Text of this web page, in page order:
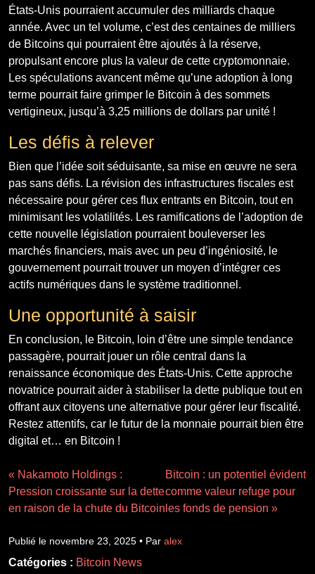
États-Unis pourraient accumuler des milliards chaque
année. Avec un tel volume, c’est des centaines de milliers
de Bitcoins qui pourraient être ajoutés à la réserve,
propulsant encore plus la valeur de cette cryptomonnaie.
Les spéculations avancent même qu’une adoption à long
terme pourrait faire grimper le Bitcoin à des sommets
vertigineux, jusqu’à 3,25 millions de dollars par unité !
Les défis à relever
Bien que l’idée soit séduisante, sa mise en œuvre ne sera
pas sans défis. La révision des infrastructures fiscales est
nécessaire pour gérer ces flux entrants en Bitcoin, tout en
minimisant les volatilités. Les ramifications de l’adoption de
cette nouvelle législation pourraient bouleverser les
marchés financiers, mais avec un peu d’ingéniosité, le
gouvernement pourrait trouver un moyen d’intégrer ces
actifs numériques dans le système traditionnel.
Une opportunité à saisir
En conclusion, le Bitcoin, loin d’être une simple tendance
passagère, pourrait jouer un rôle central dans la
renaissance économique des États-Unis. Cette approche
novatrice pourrait aider à stabiliser la dette publique tout en
offrant aux citoyens une alternative pour gérer leur fiscalité.
Restez attentifs, car le futur de la monnaie pourrait bien être
digital et… en Bitcoin !
« Nakamoto Holdings :
Pression croissante sur la dette
en raison de la chute du Bitcoin
Bitcoin : un potentiel évident
comme valeur refuge pour
les fonds de pension »
Publié le novembre 23, 2025 • Par alex
Catégories : Bitcoin News